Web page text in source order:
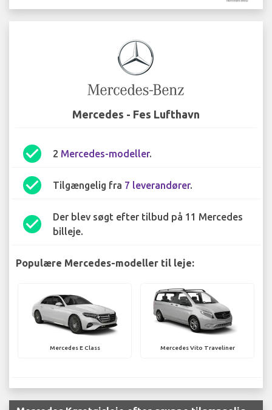
Mercedes - Fes Lufthavn
check_circle 2 Mercedes-modeller.
check_circle Tilgængelig fra 7 leverandører.
check_circle
Der blev søgt efter tilbud på 11 Mercedes
billeje.
Populære Mercedes-modeller til leje:
Mercedes E Class Mercedes Vito Traveliner